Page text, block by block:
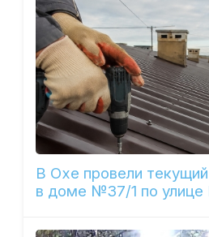
В Охе провели
в доме №37/1 по улице